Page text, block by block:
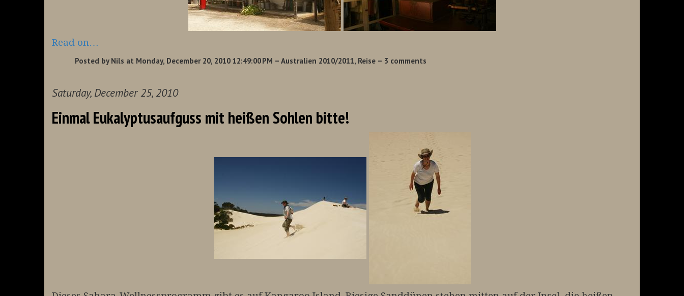
Read on…
Posted by Nils at Monday, December 20, 2010 12:49:00 PM – Australien 2010/2011, Reise– 3 comments
Saturday, December 25, 2010
Einmal Eukalyptusaufguss mit heißen Sohlen bitte!